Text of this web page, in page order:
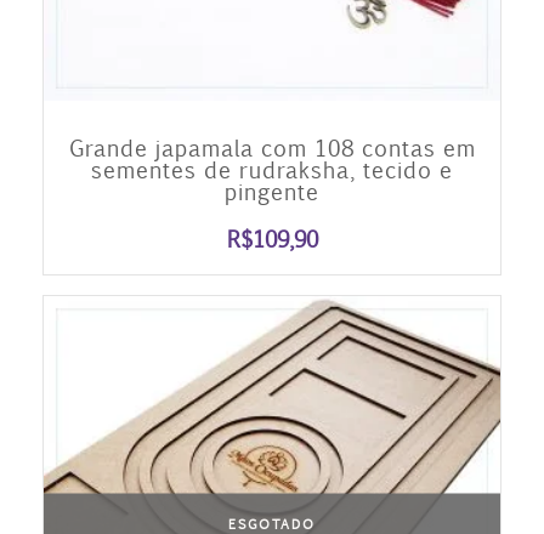
Grande japamala com 108 contas em
sementes de rudraksha, tecido e
pingente
R$109,90
ESGOTADO